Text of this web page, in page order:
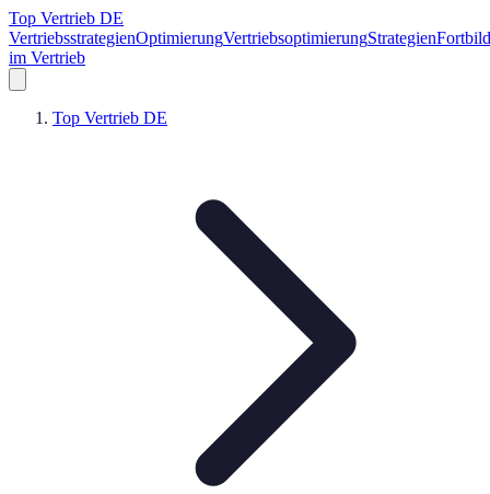
Top Vertrieb DE
VertriebsstrategienOptimierungVertriebsoptimierungStrategien
im Vertrieb
Top Vertrieb DE